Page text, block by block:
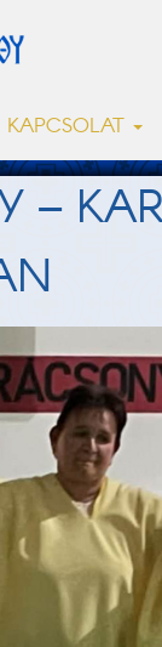
KAPCSOLAT
–